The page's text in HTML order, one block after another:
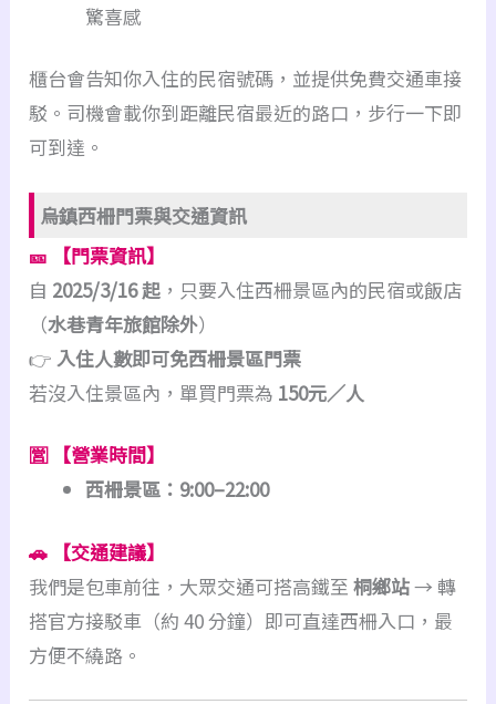
驚喜感
櫃台會告知你入住的民宿號碼，並提供免費交通車接
駁。司機會載你到距離民宿最近的路口，步行一下即
可到達。
烏鎮西柵門票與交通資訊
🎫
【門票資訊】
自 2025/3/16 起 ，只要入住西柵景區內的民宿或飯店
（水巷青年旅館除外）
👉 入住人數即可免西柵景區門票
若沒入住景區內，單買門票為 150元／人
🈺 【營業時間】
西柵景區：9:00–22:00
🚗 【交通建議】
我們是包車前往，大眾交通可搭高鐵至桐鄉站→ 轉
搭官方接駁車（約 40 分鐘）即可直達西柵入口，最
方便不繞路。